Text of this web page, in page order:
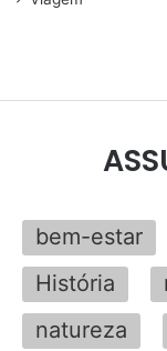
bem-estar
História
natureza